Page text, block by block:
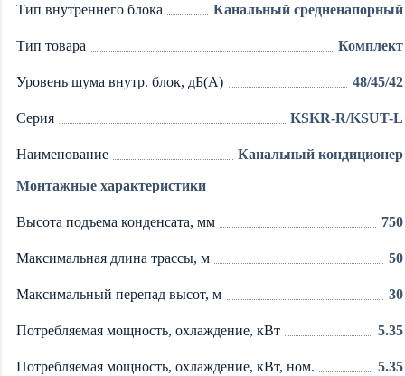
Тип внутреннего блока Канальный средненапорный
Тип товара Комплект
Уровень шума внутр. блок, дБ(А) 48/45/42
Серия KSKR-R/KSUT-L
Наименование Канальный кондиционер
Монтажные характеристики
Высота подъема конденсата, мм 750
Максимальная длина трассы, м 50
Максимальный перепад высот, м 30
Потребляемая мощность, охлаждение, кВт 5.35
Потребляемая мощность, охлаждение, кВт, ном. 5.35